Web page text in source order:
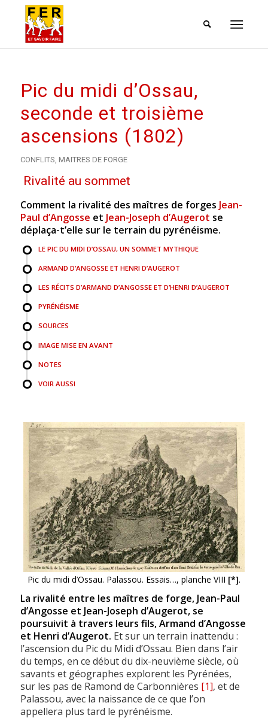
Pic du midi d’Ossau,
seconde et troisième
ascensions (1802)
CONFLITS, MAITRES DE FORGE
Rivalité au sommet
Comment la rivalité des maîtres de forges Jean-
Paul d’Angosse et Jean-Joseph d’Augerot se
déplaça-t’elle sur le terrain du pyrénéisme.
LE PIC DU MIDI D’OSSAU, UN SOMMET MYTHIQUE
ARMAND D’ANGOSSE ET HENRI D’AUGEROT
LES RÉCITS D’ARMAND D’ANGOSSE ET D’HENRI D’AUGEROT
PYRÉNÉISME
SOURCES
IMAGE MISE EN AVANT
NOTES
VOIR AUSSI
Pic du midi d’Ossau. Palassou. Essais…, planche VIII [*].
La rivalité entre les maîtres de forge, Jean-Paul
d’Angosse et Jean-Joseph d’Augerot, se
poursuivit à travers leurs fils, Armand d’Angosse
et Henri d’Augerot. Et sur un terrain inattendu :
l’ascension du Pic du Midi d’Ossau. Bien dans l’air
du temps, en ce début du dix-neuvième siècle, où
savants et géographes explorent les Pyrénées,
sur les pas de Ramond de Carbonnières [1], et de
Palassou, avec la naissance de ce que l’on
appellera plus tard le pyrénéisme.